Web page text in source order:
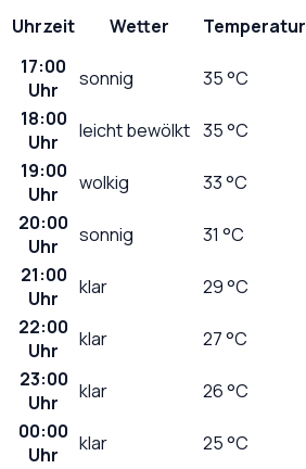
Uhrzeit
Wetter Temperatur
17:00
Uhr
sonnig 35°C
18:00
Uhr
leicht bewölkt 35°C
19:00
Uhr
wolkig 33°C
20:00
Uhr
sonnig 31 °C
21:00
Uhr
klar 29°C
22:00
Uhr
klar 27°C
23:00
Uhr
klar 26°C
00:00
Uhr
klar 25°C